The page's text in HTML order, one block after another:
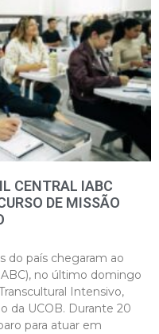
CENTRAL IABC
DE MISSÃO
do país chegaram ao
no último domingo
Intensivo,
da UCOB. Durante 20
para atuar em